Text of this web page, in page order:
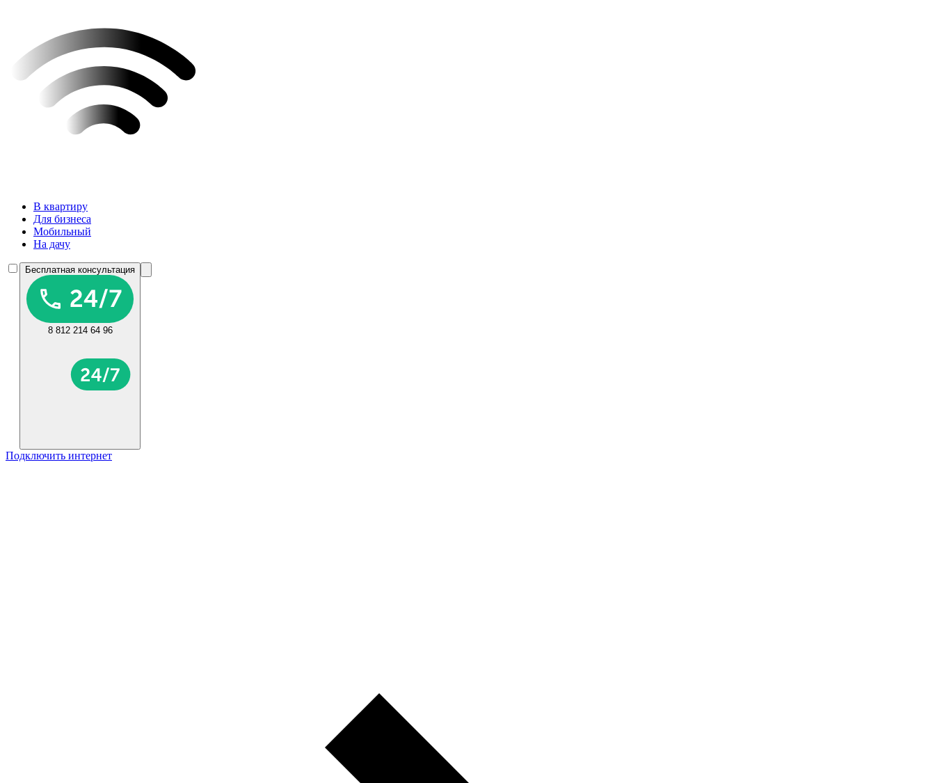
В квартиру
Для бизнеса
Мобильный
На дачу
Бесплатная консультация
8 812 214 64 96
Подключить интернет